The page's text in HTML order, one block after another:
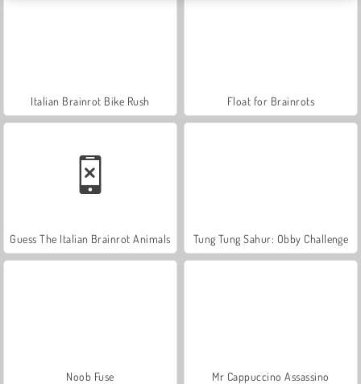
Italian Brainrot Bike Rush Float for Brainrots
Guess The Italian Brainrot Animals Tung Tung Sahur: Obby Challenge
Noob Fuse Mr Cappuccino Assassino